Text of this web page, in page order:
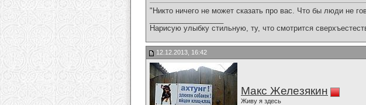
"Никто ничего не может сказать про вас. Что бы люди не
Нарисую улыбку стильную, ту, что смотрится
12.12.2013, 16:42
Макс Железякин
Живу я здесь